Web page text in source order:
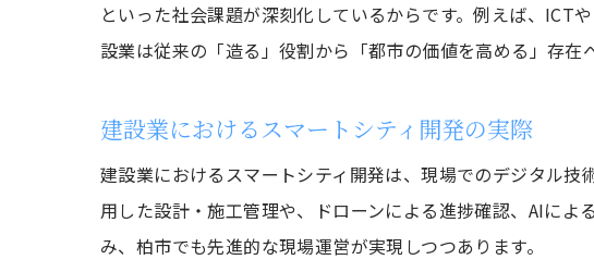
柏
建
柏
地域
といった社会課題が深刻化しているからです。例えば、ICT
設業は従来の「造る」役割から「都市の価値を高める」存在
建設業におけるスマートシティ開発の実際
建設業におけるスマートシティ開発は、現場でのデジタル
用した設計・施工管理や、ドローンによる進捗確認、AIに
み、柏市でも先進的な現場運営が実現しつつあります。